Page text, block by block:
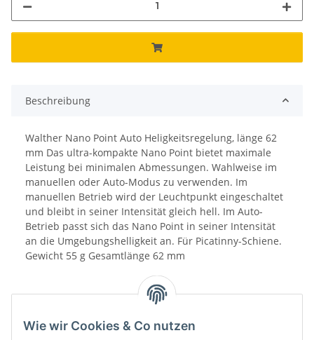
Wie wir Cookies & Co nutzen
Beschreibung
Walther Nano Point Auto Heligkeitsregelung, länge 62
mm Das ultra-kompakte Nano Point bietet maximale
Leistung bei minimalen Abmessungen. Wahlweise im
manuellen oder Auto-Modus zu verwenden. Im
manuellen Betrieb wird der Leuchtpunkt eingeschaltet
und bleibt in seiner Intensität gleich hell. Im Auto-
Betrieb passt sich das Nano Point in seiner Intensität
an die Umgebungshelligkeit an. Für Picatinny-Schiene.
Gewicht 55 g Gesamtlänge 62 mm